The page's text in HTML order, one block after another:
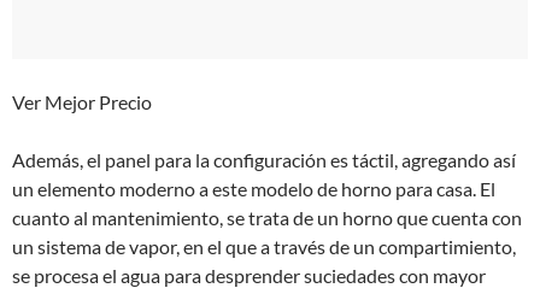
Ver Mejor Precio
Además, el panel para la configuración es táctil, agregando así
un elemento moderno a este modelo de horno para casa. El
cuanto al mantenimiento, se trata de un horno que cuenta con
un sistema de vapor, en el que a través de un compartimiento,
se procesa el agua para desprender suciedades con mayor